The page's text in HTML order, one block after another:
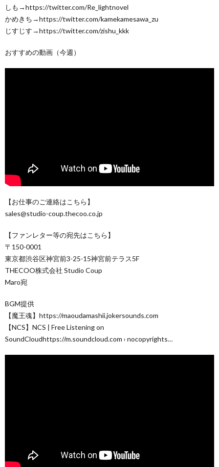
しも→https://twitter.com/Re_lightnovel
かめきち→https://twitter.com/kamekamesawa_zu
じすじす→https://twitter.com/zishu_kkk
おすすめの動画（今週）
【お仕事のご連絡はこちら】
sales@studio-coup.thecoo.co.jp
【ファンレター等の宛先はこちら】
〒150-0001
東京都渋谷区神宮前3-25-15神宮前テラス5F
THECOO株式会社 Studio Coup
Maro宛
BGM提供
【魔王魂】https://maoudamashii.jokersounds.com
【NCS】NCS | Free Listening on
SoundCloudhttps://m.soundcloud.com › nocopyrights…